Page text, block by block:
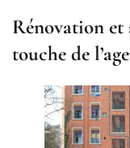
Rénovation et
touche de